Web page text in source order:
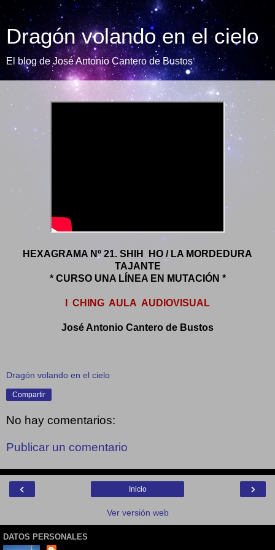
Dragón volando en el cielo
El blog de José Antonio Cantero de Bustos
HEXAGRAMA Nº 21. SHIH HO / LA MORDEDURA
TAJANTE
* CURSO UNA LÍNEA EN MUTACIÓN *
I CHING AULA AUDIOVISUAL
José Antonio Cantero de Bustos
Dragón volando en el cielo
Compartir
No hay comentarios:
Publicar un comentario
‹ ›
Inicio
Ver versión web
DATOS PERSONALES